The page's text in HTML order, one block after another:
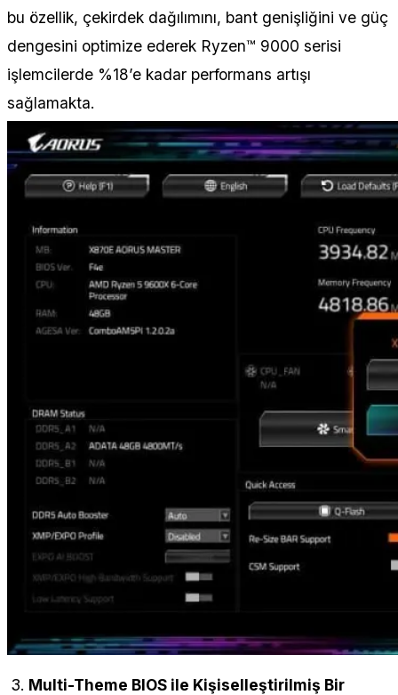
bu özellik, çekirdek dağılımını, bant genişliğini ve güç
dengesini optimize ederek Ryzen™ 9000 serisi
işlemcilerde %18’e kadar performans artışı
sağlamakta.
Multi-Theme BIOS ile Kişiselleştirilmiş Bir